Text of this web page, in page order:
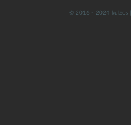
© 2016 - 2024 kulzos |